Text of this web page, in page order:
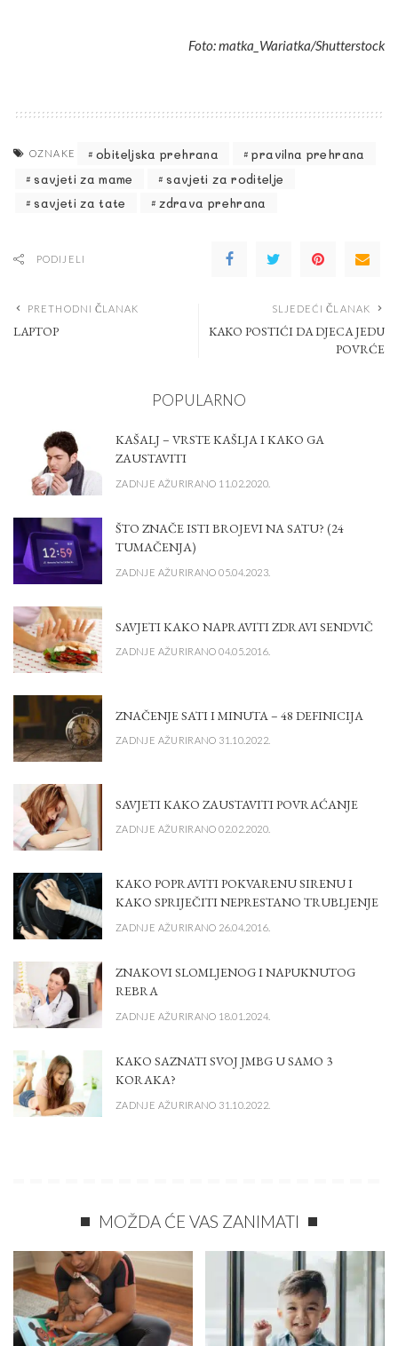
Foto: matka_Wariatka/Shutterstock
OZNAKE obiteljska prehrana
pravilna prehrana
savjeti za mame
savjeti za roditelje
savjeti za tate
zdrava prehrana
PODIJELI
PRETHODNI ČLANAK
LAPTOP
SLJEDEĆI ČLANAK
KAKO POSTIĆI DA DJECA JEDU
POVRĆE
POPULARNO
KAŠALJ – VRSTE KAŠLJA I KAKO GA
ZAUSTAVITI
ZADNJE AŽURIRANO 11.02.2020.
ŠTO ZNAČE ISTI BROJEVI NA SATU? (24
TUMAČENJA)
ZADNJE AŽURIRANO 05.04.2023.
SAVJETI KAKO NAPRAVITI ZDRAVI SENDVIČ
ZADNJE AŽURIRANO 04.05.2016.
ZNAČENJE SATI I MINUTA – 48 DEFINICIJA
ZADNJE AŽURIRANO 31.10.2022.
SAVJETI KAKO ZAUSTAVITI POVRAĆANJE
ZADNJE AŽURIRANO 02.02.2020.
KAKO POPRAVITI POKVARENU SIRENU I
KAKO SPRIJEČITI NEPRESTANO TRUBLJENJE
ZADNJE AŽURIRANO 26.04.2016.
ZNAKOVI SLOMLJENOG I NAPUKNUTOG
REBRA
ZADNJE AŽURIRANO 18.01.2024.
KAKO SAZNATI SVOJ JMBG U SAMO 3
KORAKA?
ZADNJE AŽURIRANO 31.10.2022.
MOŽDA ĆE VAS ZANIMATI